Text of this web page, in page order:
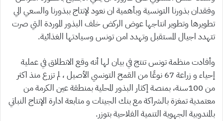
وفقدان بذورنا التونسية وبأهمية ان نعود لإنتاج ببذورنا والسعي الي
تطويرها وتطوير انتاجها عوض الركض خلف البذور الموردة التي صرت
تتهدد اجيال المستقبل وتهدد امن تونس وسيادتها الغذائية.
وأفادت منظمة تونس تنتج في بيان لها أنه وقع الانطلاق في عملية
إحياء و زراعة 67 نوعًا من القمح التونسي الأصيل ، لم تزرع منذ اكثر
من 100سنة، بمنصة إكثار البذور المحلية بمنطقة عين الكرمة من
معتمدية تمغزة بالشراكة مع بنك الجينات و متابعة ادارة الإنتاج النباتي
بالمندوبية الجهوية التنمية الفلاحية بتوزر.